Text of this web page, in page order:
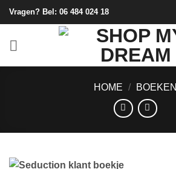
Ga
naar
Vragen? Bel: 06 484 024 18
HOME / BOEKEN